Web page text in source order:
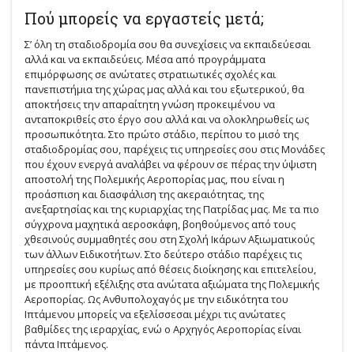
Πού μπορείς να εργαστείς μετά;
Σ’ όλη τη σταδιοδρομία σου θα συνεχίσεις να εκπαιδεύεσαι
αλλά και να εκπαιδεύεις. Μέσα από προγράμματα
επιμόρφωσης σε ανώτατες στρατιωτικές σχολές και
πανεπιστήμια της χώρας μας αλλά και του εξωτερικού, θα
αποκτήσεις την απαραίτητη γνώση προκειμένου να
ανταποκριθείς στο έργο σου αλλά και να ολοκληρωθείς ως
προσωπικότητα. Στο πρώτο στάδιο, περίπου το μισό της
σταδιοδρομίας σου, παρέχεις τις υπηρεσίες σου στις Μονάδες
που έχουν ενεργά αναλάβει να φέρουν σε πέρας την ύψιστη
αποστολή της Πολεμικής Αεροπορίας μας, που είναι η
προάσπιση και διασφάλιση της ακεραιότητας, της
ανεξαρτησίας και της κυριαρχίας της Πατρίδας μας. Με τα πιο
σύγχρονα μαχητικά αεροσκάφη, βοηθούμενος από τους
χθεσινούς συμμαθητές σου στη Σχολή Ικάρων Αξιωματικούς
των άλλων Ειδικοτήτων. Στο δεύτερο στάδιο παρέχεις τις
υπηρεσίες σου κυρίως από θέσεις διοίκησης και επιτελείου,
με προοπτική εξέλιξης στα ανώτατα αξιώματα της Πολεμικής
Αεροπορίας. Ως Ανθυπολοχαγός με την ειδικότητα του
Ιπτάμενου μπορείς να εξελίσσεσαι μέχρι τις ανώτατες
βαθμίδες της ιεραρχίας, ενώ ο Αρχηγός Αεροπορίας είναι
πάντα Ιπτάμενος.